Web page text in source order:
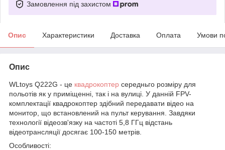
Замовлення під захистом
Опис Характеристики Доставка Оплата Умови
Опис
WLtoys Q222G - це квадрокоптер середньго розміру для
польотів як у приміщенні, так і на вулиці. У данній FPV-
комплектації квадрокоптер здібний передавати відео на
монитор, що встановлений на пульт керування. Завдяки
технології відеозв'язку на частоті 5,8 ГГц відстань
відеотрансляції досягає 100-150 метрів.
Особливості: